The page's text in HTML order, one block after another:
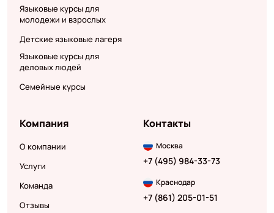
Языковые курсы для
молодежи и взрослых
Детские языковые лагеря
Языковые курсы для
деловых людей
Семейные курсы
Компания
О компании
Услуги
Команда
Отзывы
Контакты
Москва
+7 (495) 984-33-73
Краснодар
+7 (861) 205-01-51